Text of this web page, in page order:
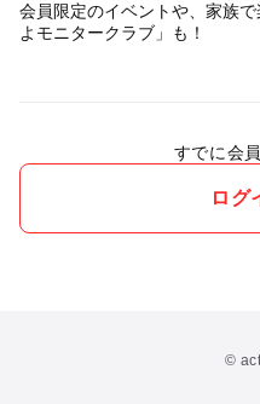
会員限定のイベントや、家族
よモニタークラブ」も！
すでに会
ログ
©